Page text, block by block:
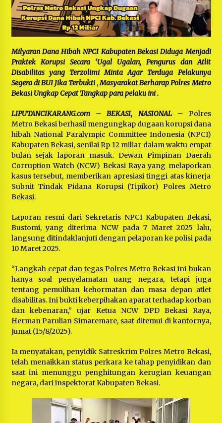
Support Camat Kedungwaringin Memberikan
Logistik Ke Posko Jurpala Kosmi
1 tahun ago
Indonesia dan KOSMI Indonesia Atas Respon
Cepat Polres Metro Bekasi dan Polsek Cikarang
Timur yang Tangkap Oknum Ormas Terkait
Pengusiran Pendirian Posko
1 tahun ago
Kodim 0509 Kabupaten Bekasi Terima 20
Perahu Bantuan Dari Panglima TNI
Jelang Ramadhan, Kecamatan Cikarang Pusat
Gelar STQ ke-VII
1 tahun ago
Milyaran Dana Hibah NPCI Kabupaten Bekasi Diduga Menjadi
Praktek Korupsi Secara ‘Ugal Ugalan, Pengurus dan Atlit
Disabilitas yang Terzolimi Minta Agar Terduga Pelakunya
Segera di BUI Jika Terbukti,Masyarakat Berharap Polres Metro
Bekasi Ungkap Cepat Tangkap para pelaku ini .
LIPUTANCIKARANG.com – BEKASI, NASIONAL – Polres
Metro Bekasi berhasil mengungkap dugaan korupsi dana
hibah National Paralympic Committee Indonesia (NPCI)
Kabupaten Bekasi, senilai Rp 12 miliar dalam waktu empat
bulan sejak laporan masuk. Dewan Pimpinan Daerah
Corruption Watch (NCW) Bekasi Raya yang melaporkan
kasus tersebut, memberikan apresiasi tinggi atas kinerja
Subnit Tindak Pidana Korupsi (Tipikor) Polres Metro
Bekasi.
Laporan resmi dari Sekretaris NPCI Kabupaten Bekasi,
Bustomi, yang diterima NCW pada 7 Maret 2025 lalu,
langsung ditindaklanjuti dengan pelaporan ke polisi pada
10 Maret 2025.
“Langkah cepat dan tegas Polres Metro Bekasi ini bukan
hanya soal penyelamatan uang negara, tetapi juga
tentang pemulihan kehormatan dan masa depan atlet
disabilitas. Ini bukti keberpihakan aparat terhadap korban
dan kebenaran,” ujar Ketua NCW DPD Bekasi Raya,
Herman Parulian Simaremare, saat ditemui di kantornya,
Jumat (15/8/2025).
Ia menyatakan, penyidik Satreskrim Polres Metro Bekasi,
telah menaikkan status perkara ke tahap penyidikan dan
saat ini menunggu penghitungan kerugian keuangan
negara, dari inspektorat Kabupaten Bekasi.